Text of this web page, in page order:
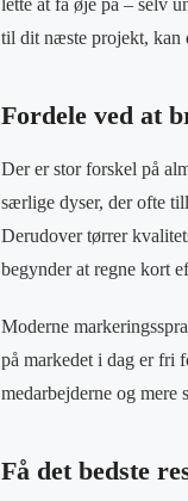
til dit næste projekt, kan
Fordele ved at
Der er stor forskel på
særlige dyser, der ofte
Derudover tørrer
begynder at regne kort
Moderne
på markedet i dag er fri
medarbejderne og mere
Få det bedste